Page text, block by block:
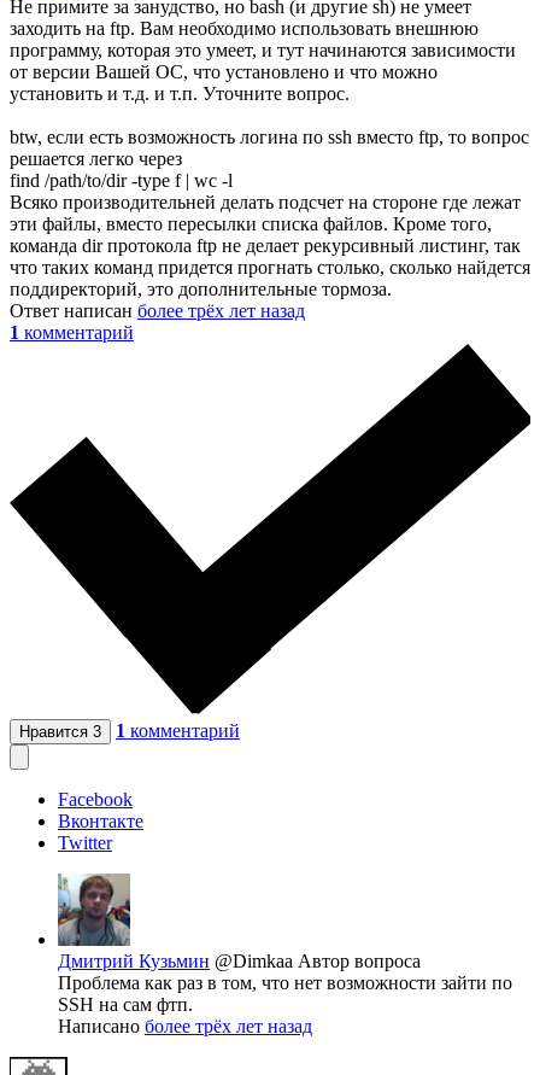
Не примите за занудство, но bash (и другие sh) не умеет
заходить на ftp. Вам необходимо использовать внешнюю
программу, которая это умеет, и тут начинаются зависимости
от версии Вашей ОС, что установлено и что можно
установить и т.д. и т.п. Уточните вопрос.
btw, если есть возможность логина по ssh вместо ftp, то вопрос
решается легко через
find /path/to/dir -type f | wc -l
Всяко производительней делать подсчет на стороне где лежат
эти файлы, вместо пересылки списка файлов. Кроме того,
команда dir протокола ftp не делает рекурсивный листинг, так
что таких команд придется прогнать столько, сколько найдется
поддиректорий, это дополнительные тормоза.
Ответ написан более трёх лет назад
1 комментарий
Нравится 3 1 комментарий
Facebook
Вконтакте
Twitter
Дмитрий Кузьмин @Dimkaa Автор вопроса
Проблема как раз в том, что нет возможности зайти по
SSH на сам фтп.
Написано более трёх лет назад